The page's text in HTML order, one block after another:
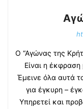
Ο “Αγώνας της
Είναι η
Έμεινε όλα αυτά
για έγκυρη –
Υπηρετεί και